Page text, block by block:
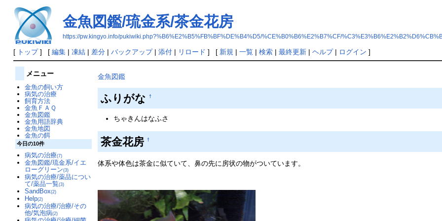
金魚図鑑/琉金系/茶金花房
https://pw.kingyo.info/pukiwiki.php?%B6%E2%B5%FB%BF%DE%B4%D5/%CE%B0%B6%E2%B7%CF/
[ トップ] [ 編集| 凍結| 差分| バックアップ| 添付| リロード ] [ 新規 | 一覧| 検索| 最終更新| ヘルプ| ログイン ]
金魚図鑑
ふりがな†
ちゃきんはなふさ
茶金花房†
体系や体色は茶金に似ていて、鼻の先に房状の物がついています。
メニュー
金魚の飼い方
病気の治療
飼育方法
金魚ＦＡＱ
金魚図鑑
金魚用語辞典
金魚地図
金魚の餌
今日の10件
病気の治療(7)
金魚図鑑/琉金系/イエ
ローグリーン(3)
病気の治療/薬品につい
て/薬品一覧(3)
SandBox(2)
Help(2)
病気の治療/治療/その
他/気泡病(2)